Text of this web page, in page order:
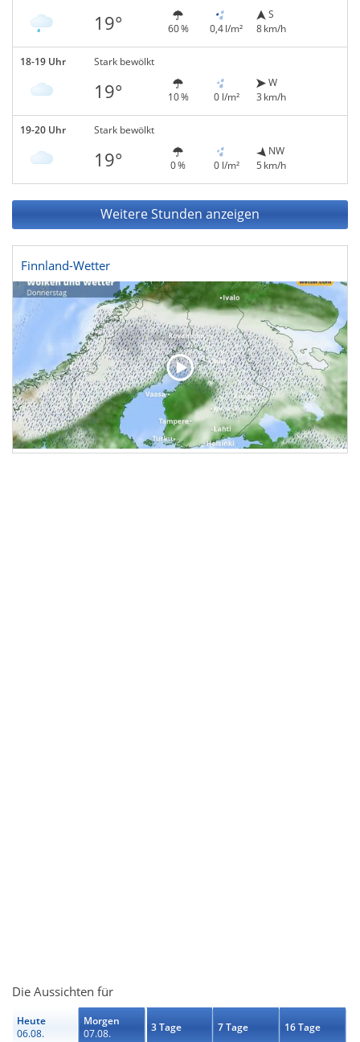
19° 60 % 0,4 l/m²
S
8 km/h
18-19 Uhr Stark bewölkt
19° 10 % 0 l/m²
W
3 km/h
19-20 Uhr Stark bewölkt
19° 0 % 0 l/m²
NW
5 km/h
Weitere Stunden anzeigen
Finnland-Wetter
Die Aussichten für
Heute
06.08.
Morgen
07.08.
3 Tage 7 Tage 16 Tage